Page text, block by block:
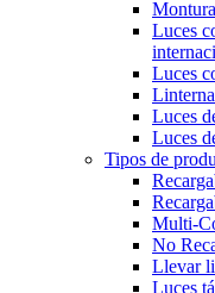
Luces
Luces
Luces
Luces
Tipos de
Multi-
No
Llevar
Luces